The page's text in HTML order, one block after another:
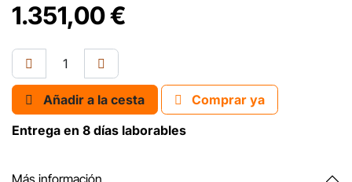
1.351,00€
Añadir a la cesta
Comprar ya
Entrega en 8 días laborables
Más información